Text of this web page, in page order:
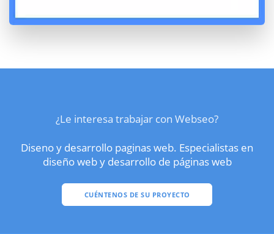
¿Le interesa trabajar con Webseo?
Diseno y desarrollo paginas web. Especialistas en
diseño web y desarrollo de páginas web
CUÉNTENOS DE SU PROYECTO